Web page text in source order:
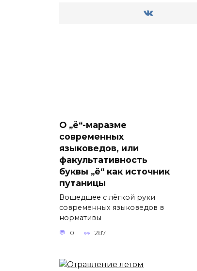
О „ё“-маразме
современных
языковедов, или
факультативность
буквы „ё“ как источник
путаницы
Вошедшее с лёгкой руки
современных языковедов в
нормативы
0 287